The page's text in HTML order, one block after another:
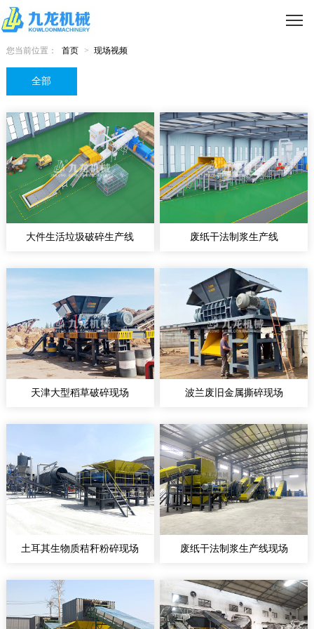
您当前位置： 首页 > 现场视频
全部
大件生活垃圾破碎生产线 废纸干法制浆生产线
天津大型稻草破碎现场 波兰废旧金属撕碎现场
土耳其生物质秸秆粉碎现场 废纸干法制浆生产线现场